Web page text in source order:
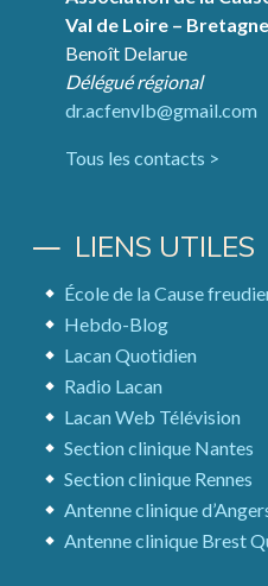
Val de Loire – Bretagne
Benoît Delarue
Délégué régional
dr.acfenvlb@gmail.com
Tous les contacts >
LIENS UTILES
École de la Cause
Hebdo-Blog
Lacan Quotidien
Radio Lacan
Lacan Web Télévision
Section clinique Nantes
Section clinique Rennes
Antenne clinique
Antenne clinique Brest